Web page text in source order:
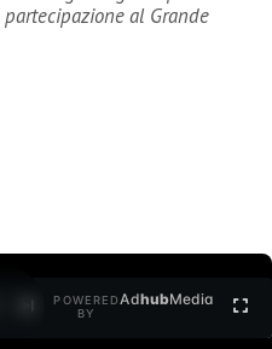
al Grande
POWERED
BY
AdhubMedia